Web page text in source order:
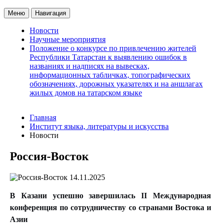
Меню Навигация
Новости
Научные мероприятия
Положение о конкурсе по привлечению жителей
Республики Татарстан к выявлению ошибок в
названиях и надписях на вывесках,
информационных табличках, топографических
обозначениях, дорожных указателях и на аншлагах
жилых домов на татарском языке
Главная
Институт языка, литературы и искусства
Новости
Россия-Восток
14.11.2025
В Казани успешно завершилась II Международная
конференция по сотрудничеству со странами Востока и
Азии